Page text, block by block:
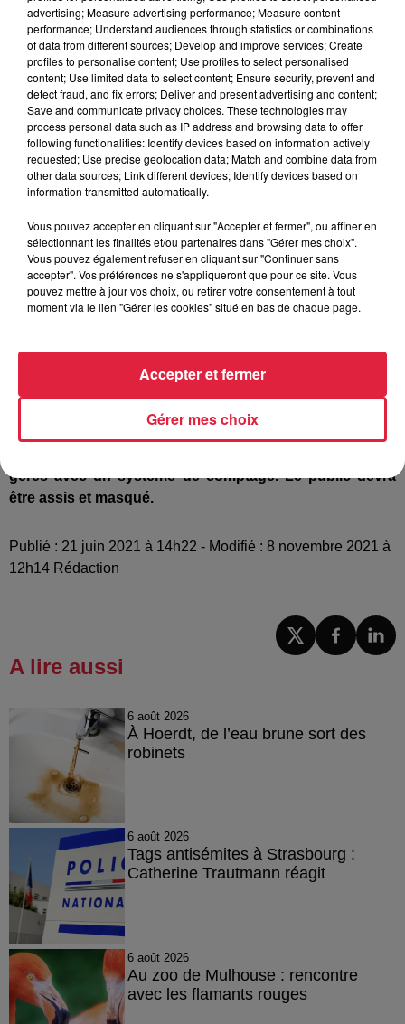
À Sainte-Marie-aux-Mines, tous au stade
Une fête de la musique dès 19hau Stade municipal,
directionEchery. Cette année, la commune vous accueille
surun emplacement plus grandpour répondre aux
contraintes liées à la crise sanitaire.Plus d'informations
surle site de Visit Alsace .
À Mulhouse, des scènes thématiques
De 18h à 22h30, une programmation "riche et diversifiée"
travers la ville (Maison des cultures populaires, la
Station, l'ancienne usine miroir cité, Motoco,
Noumatrouff et au Parc Salvator)accueillerontDJ(Nexha,
Badsam, WLAD),fanfares(Lus' Bueva),groupes
alsaciens(Kembser Rhy Schnoka) et mêmeallemands
Sphair).
extérieurs clos avec des jauges de 100 à 700 personnes
gérés avec un système de comptage. Le public devra
être assis et masqué.
Publié : 21 juin 2021 à 14h22 - Modifié : 8 novembre 2021 à
12h14 Rédaction
A lire aussi
6 août 2026
À Hoerdt, de l’eau brune sort des
robinets
6 août 2026
Tags antisémites à Strasbourg :
Catherine Trautmann réagit
6 août 2026
Au zoo de Mulhouse : rencontre
avec les flamants rouges
advertising; Measure advertising performance; Measure content
performance; Understand audiences through statistics or combinations
of data from different sources; Develop and improve services; Create
profiles to personalise content; Use profiles to select personalised
content; Use limited data to select content; Ensure security, prevent and
detect fraud, and fix errors; Deliver and present advertising and content;
Save and communicate privacy choices. These technologies may
process personal data such as IP address and browsing data to offer
following functionalities: Identify devices based on information actively
requested; Use precise geolocation data; Match and combine data from
other data sources; Link different devices; Identify devices based on
information transmitted automatically.
Vous pouvez accepter en cliquant sur "Accepter et fermer", ou affiner en
sélectionnant les finalités et/ou partenaires dans "Gérer mes choix".
Vous pouvez également refuser en cliquant sur "Continuer sans
accepter". Vos préférences ne s'appliqueront que pour ce site. Vous
pouvez mettre à jour vos choix, ou retirer votre consentement à tout
moment via le lien "Gérer les cookies" situé en bas de chaque page.
Gérer mes choix
Accepter et fermer